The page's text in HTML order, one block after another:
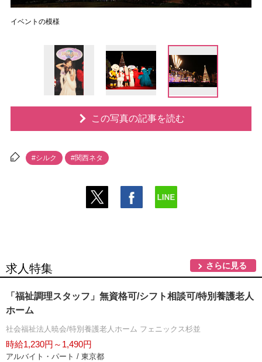
イベントの模様
この写真の記事を読む
#シルク #関西ネタ
求人特集 さらに見る
「福祉調理スタッフ」無資格可/シフト相談可/特別養護老人
ホーム
社会福祉法人暁会/特別養護老人ホーム フェニックス杉並
時給1,230円～1,490円
アルバイト・パート / 東京都